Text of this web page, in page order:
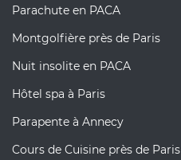
Parachute en PACA
Montgolfière près de Paris
Nuit insolite en PACA
Hôtel spa à Paris
Parapente à Annecy
Cours de Cuisine près de Paris